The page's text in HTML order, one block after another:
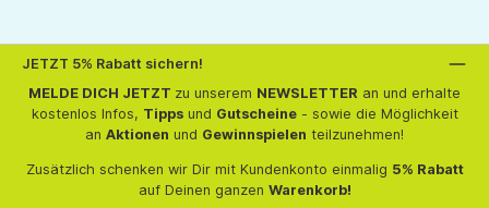
JETZT 5% Rabatt sichern!
MELDE DICH JETZT zu unserem NEWSLETTER an und erhalte
kostenlos Infos, Tippsund Gutscheine- sowie die Möglichkeit
an Aktionen und Gewinnspielen teilzunehmen!
Zusätzlich schenken wir Dir mit Kundenkonto einmalig 5% Rabatt
auf Deinen ganzen Warenkorb!